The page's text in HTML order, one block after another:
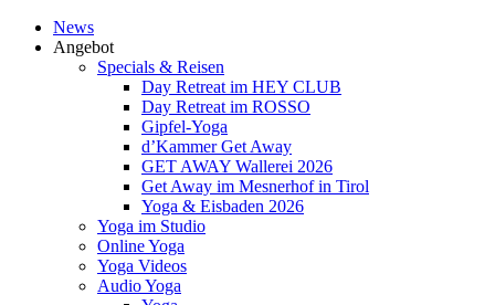
News
Angebot
Specials & Reisen
Day Retreat im HEY CLUB
Day Retreat im ROSSO
Gipfel-Yoga
d’Kammer Get Away
GET AWAY Wallerei 2026
Get Away im Mesnerhof in Tirol
Yoga & Eisbaden 2026
Yoga im Studio
Online Yoga
Yoga Videos
Audio Yoga